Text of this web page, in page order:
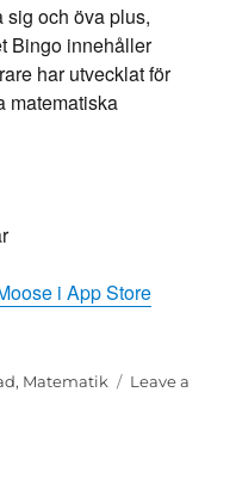
sig och öva plus,
Bingo innehåller
har utvecklat för
matematiska
i App Store
, Matematik
Leave a